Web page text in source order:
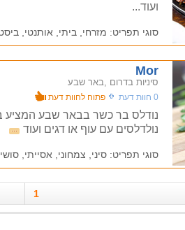
ועוד...
סוגי תפריט: מזרחי, ביתי, אותנטי,
Mor
סיניות בדרום ,באר שבע
0 חוות דעת פתוח לחוות דעת
נודלס בר כשר בבאר שבע המציע
נולדלסים עם עוף או דגים ועוד
סוגי תפריט: סיני, צמחוני, אסייתי, סושי
1